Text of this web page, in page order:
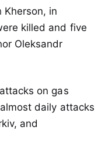
Kherson, in
killed and five
Oleksandr
on gas
daily attacks
and